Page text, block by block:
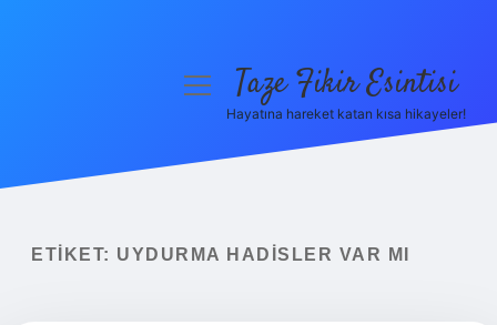
Yasal Uyarı
menüyüTaze Fikir Esintisi
Hayatına hareket katan kısa hikayeler!
ETIKET: UYDURMA HADISLER VAR MI